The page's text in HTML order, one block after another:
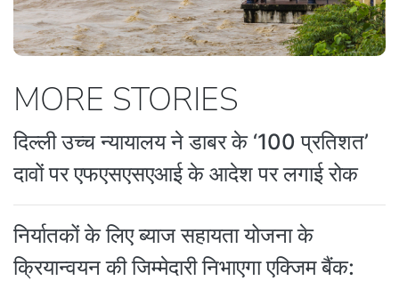
MORE STORIES
दिल्ली उच्च न्यायालय ने डाबर के ‘100 प्रतिशत’
दावों पर एफएसएसएआई के आदेश पर लगाई रोक
निर्यातकों के लिए ब्याज सहायता योजना के
क्रियान्वयन की जिम्मेदारी निभाएगा एक्जिम बैंक: